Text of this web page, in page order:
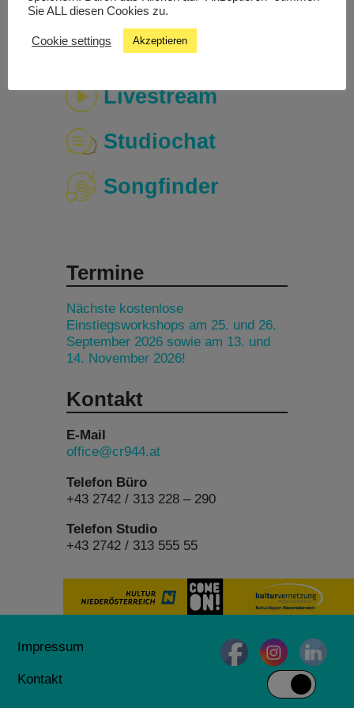
Livestream
Studiochat
Songfinder
Termine
Nächste kostenlose
Einstiegsworkshops am 25. und 26.
September 2026 sowie am 13. und
14. November 2026!
Kontakt
E-Mail
office@cr944.at
Telefon Büro
+43 2742 / 313 228 – 290
Telefon Studio
+43 2742 / 313 555 55
Impressum
Kontakt
Sie ALL diesen Cookies zu.
Cookie settings Akzeptieren